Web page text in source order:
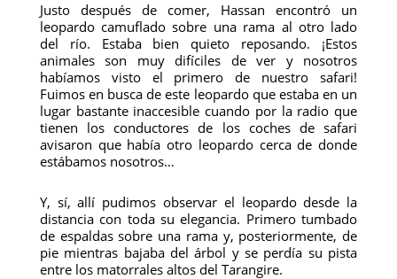
Justo después de comer, Hassan encontró un
leopardo camuflado sobre una rama al otro lado
del río. Estaba bien quieto reposando. ¡Estos
animales son muy difíciles de ver y nosotros
habíamos visto el primero de nuestro safari!
Fuimos en busca de este leopardo que estaba en un
lugar bastante inaccesible cuando por la radio que
tienen los conductores de los coches de safari
avisaron que había otro leopardo cerca de donde
estábamos nosotros…
Y, sí, allí pudimos observar el leopardo desde la
distancia con toda su elegancia. Primero tumbado
de espaldas sobre una rama y, posteriormente, de
pie mientras bajaba del árbol y se perdía su pista
entre los matorrales altos del Tarangire.